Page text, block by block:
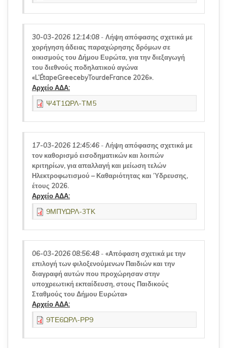
30-03-2026 12:14:08 - Λήψη απόφασης σχετικά με
χορήγηση άδειας παραχώρησης δρόμων σε
οικισμούς του Δήμου Ευρώτα, για την διεξαγωγή
του διεθνούς ποδηλατικού αγώνα
«L’ÉtapeGreecebyTourdeFrance 2026».
Αρχείο ΑΔΑ:
Ψ4Τ1ΩΡΛ-ΤΜ5
17-03-2026 12:45:46 - Λήψη απόφασης σχετικά με
τον καθορισμό εισοδηματικών και λοιπών
κριτηρίων, για απαλλαγή και μείωση τελών
Ηλεκτροφωτισμού – Καθαριότητας και Ύδρευσης,
έτους 2026.
Αρχείο ΑΔΑ:
9ΜΠΥΩΡΛ-3ΤΚ
06-03-2026 08:56:48 - «Απόφαση σχετικά με την
επιλογή των φιλοξενούμενων Παιδιών και την
διαγραφή αυτών που προχώρησαν στην
υποχρεωτική εκπαίδευση, στους Παιδικούς
Σταθμούς του Δήμου Ευρώτα»
Αρχείο ΑΔΑ:
9ΤΕ6ΩΡΛ-ΡΡ9